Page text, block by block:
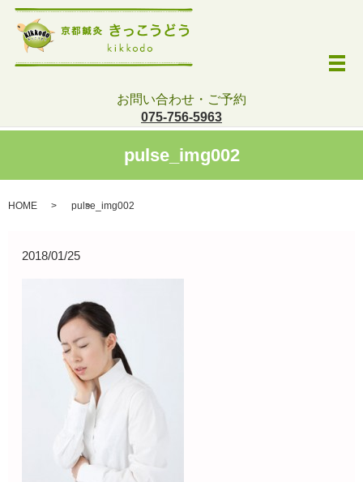
お問い合わせ・ご予約
075-756-5963
メ
pulse_img002
HOME pulse_img002
2018/01/25